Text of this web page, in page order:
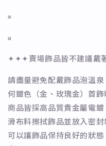
𝄪
𝄪
✦✦✦賣場飾品皆不建議戴
請盡量避免配戴飾品泡溫
何鍍色（金、玫瑰金）首
商品皆採高品質貴金屬電
滑布料擦拭飾品並放入密封
可以讓飾品保持良好的狀